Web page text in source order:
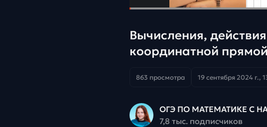
Вычисления,
координатной
863 просмотра 19 сентября 2024 г.,
ОГЭ ПО МАТЕМАТИКЕ С
7,8 тыс. подписчиков